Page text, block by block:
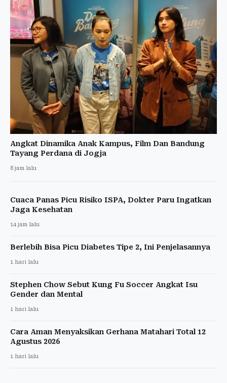
Angkat Dinamika Anak Kampus, Film Dan Bandung
Tayang Perdana di Jogja
8 jam lalu
Cuaca Panas Picu Risiko ISPA, Dokter Paru Ingatkan
Jaga Kesehatan
14 jam lalu
Berlebih Bisa Picu Diabetes Tipe 2, Ini Penjelasannya
1 hari lalu
Stephen Chow Sebut Kung Fu Soccer Angkat Isu
Gender dan Mental
1 hari lalu
Cara Aman Menyaksikan Gerhana Matahari Total 12
Agustus 2026
1 hari lalu